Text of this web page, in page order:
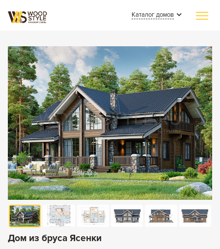
Индивидуальное строительство
Каталог домов
Из клееного бруса
Из бревна
Каменные
Комбинированные
Наши работы
СМИ о нас
Полезные статьи
О компании
Контакты
Задать вопрос
Каталог домов
Дом из бруса Ясенки